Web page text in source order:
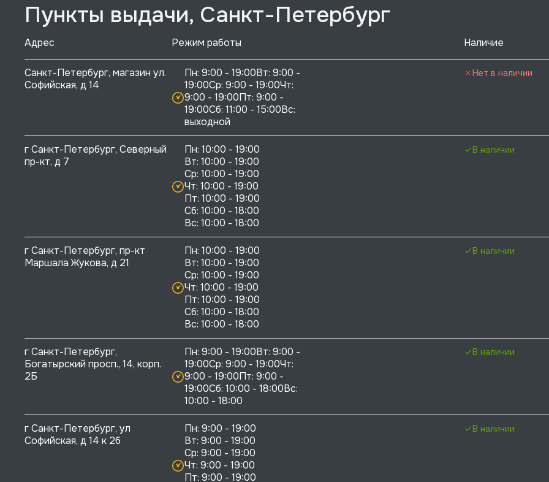
Пункты выдачи, Санкт-Петербург
Адрес Режим работы Наличие
Санкт-Петербург, магазин ул.
Софийская, д 14
Пн: 9:00 - 19:00Вт: 9:00 -
19:00Ср: 9:00 - 19:00Чт:
9:00 - 19:00Пт: 9:00 -
19:00Сб: 11:00 - 15:00Вс:
выходной
Нет в наличии
г Санкт-Петербург, Северный
пр-кт, д 7
Пн: 10:00 - 19:00
Вт: 10:00 - 19:00
Ср: 10:00 - 19:00
Чт: 10:00 - 19:00
Пт: 10:00 - 19:00
Сб: 10:00 - 18:00
В наличии
г Санкт-Петербург, пр-кт
Маршала Жукова, д 21
Пн: 10:00 - 19:00
Вт: 10:00 - 19:00
Ср: 10:00 - 19:00
Чт: 10:00 - 19:00
Пт: 10:00 - 19:00
Сб: 10:00 - 18:00
В наличии
г Санкт-Петербург,
Богатырский просп., 14, корп.
2Б
Пн: 9:00 - 19:00Вт: 9:00 -
19:00Ср: 9:00 - 19:00Чт:
9:00 - 19:00Пт: 9:00 -
19:00Сб: 10:00 - 18:00Вс:
10:00 - 18:00
В наличии
г Санкт-Петербург, ул
Софийская, д 14 к 2б
Пн: 9:00 - 19:00
Вт: 9:00 - 19:00
Ср: 9:00 - 19:00
Чт: 9:00 - 19:00
Пт: 9:00 - 19:00
В наличии